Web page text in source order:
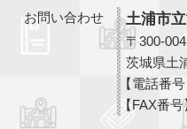
お問い合わせ
土浦市
〒300-
茨城県土
【電話番
【FAX番号